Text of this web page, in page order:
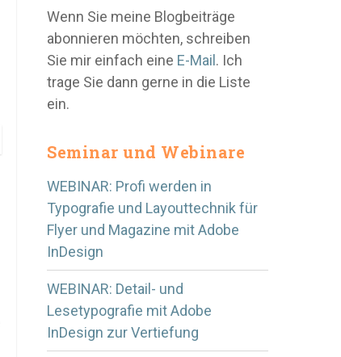
Wenn Sie meine Blogbeiträge
abonnieren möchten, schreiben
Sie mir einfach eine E-Mail . Ich
trage Sie dann gerne in die Liste
ein.
Seminar und Webinare
WEBINAR: Profi werden in
Typografie und Layouttechnik für
Flyer und Magazine mit Adobe
InDesign
WEBINAR: Detail- und
Lesetypografie mit Adobe
InDesign zur Vertiefung